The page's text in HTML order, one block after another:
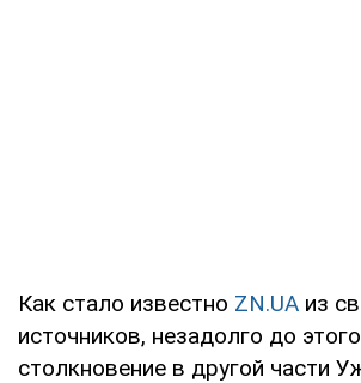
Как стало известно ZN.UA из
источников, незадолго до
столкновение в другой части